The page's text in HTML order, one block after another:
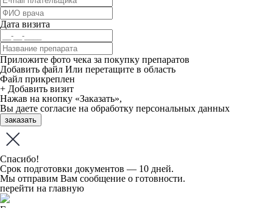
Дата визита
Приложите фото чека за покупку препаратов
Добавить файл Или перетащите в область
Файл прикреплен
+ Добавить визит
Нажав на кнопку «Заказать»,
Вы даете согласие на обработку персональных данных
заказать
Спасибо!
Срок подготовки документов — 10 дней.
Мы отправим Вам сообщение о готовности.
перейти на главную